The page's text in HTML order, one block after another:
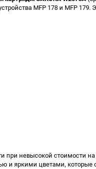
MFP 178 и MFP
при невысокой
и яркими цветами,